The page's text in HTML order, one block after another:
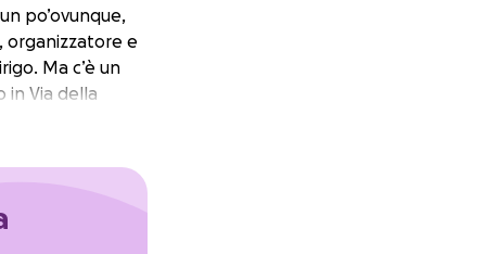
po’ovunque,
organizzatore e
Ma c’è un
in Via della
è chiaro
la seconda.
ampliare i